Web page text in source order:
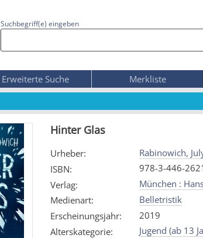
Suchbegriff(e) eingeben
Erweiterte Suche Merkliste
Hinter Glas
Urheber:
Rabinowich,
ISBN:
978-3-446-
Verlag:
München :
Medienart:
Belletristik
Erscheinungsjahr:
2019
Alterskategorie:
Jugend (ab 13